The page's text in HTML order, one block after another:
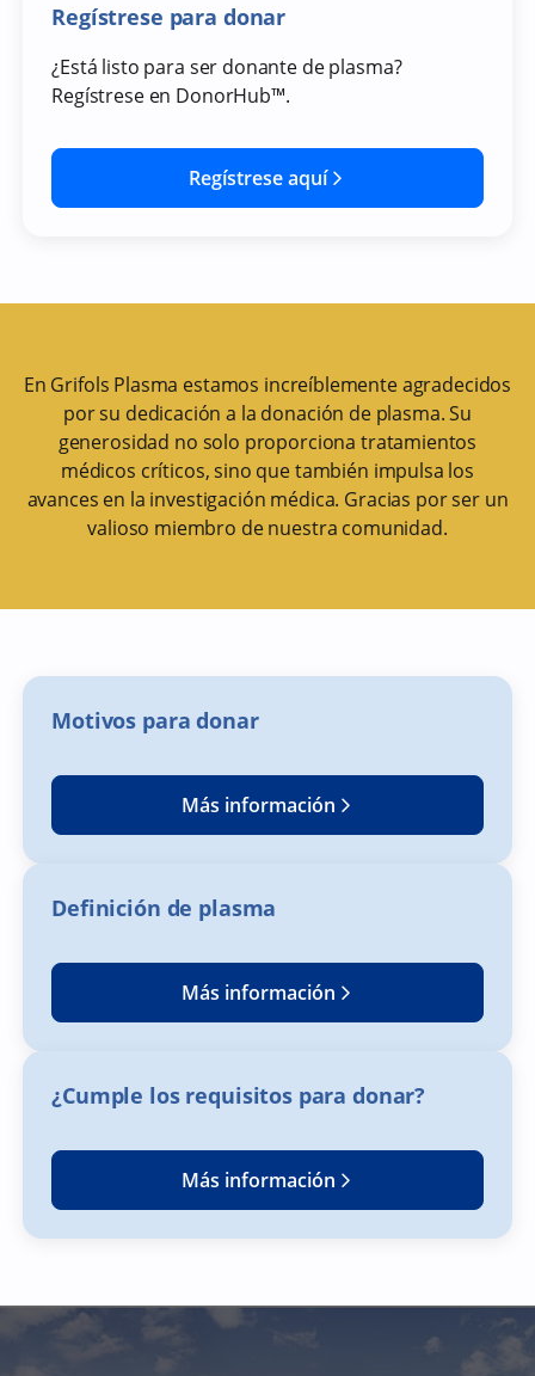
Regístrese para donar
¿Está listo para ser donante de plasma?
Regístrese en DonorHub™.
Regístrese aquí
En Grifols Plasma estamos increíblemente agradecidos
por su dedicación a la donación de plasma. Su
generosidad no solo proporciona tratamientos
médicos críticos, sino que también impulsa los
avances en la investigación médica. Gracias por ser un
valioso miembro de nuestra comunidad.
Motivos para donar
Más información
Definición de plasma
Más información
¿Cumple los requisitos para donar?
Más información